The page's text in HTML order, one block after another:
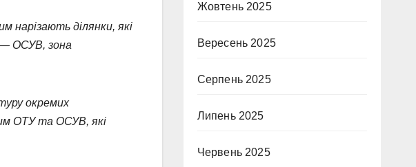
нарізають ділянки, які
— ОСУВ, зона
окремих
ОТУ та ОСУВ, які
Жовтень 2025
Вересень 2025
Серпень 2025
Липень 2025
Червень 2025